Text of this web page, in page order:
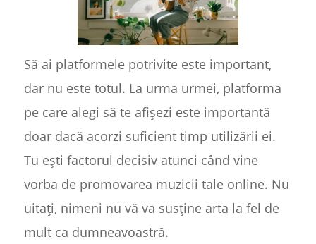
Să ai platformele potrivite este important,
dar nu este totul. La urma urmei, platforma
pe care alegi să te afișezi este importantă
doar dacă acorzi suficient timp utilizării ei.
Tu ești factorul decisiv atunci când vine
vorba de promovarea muzicii tale online. Nu
uitați, nimeni nu vă va susține arta la fel de
mult ca dumneavoastră.